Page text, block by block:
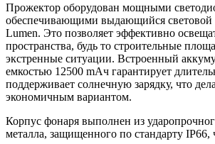
Прожектор оборудован мощными
обеспечивающими выдающийся световой
Lumen. Это позволяет эффективно
пространства, будь то строительные
экстренные ситуации. Встроенный
емкостью 12500 mАч гарантирует
поддерживает солнечную зарядку, что
экономичным вариантом.
Корпус фонаря выполнен из
металла, защищенного по стандарту IP66,